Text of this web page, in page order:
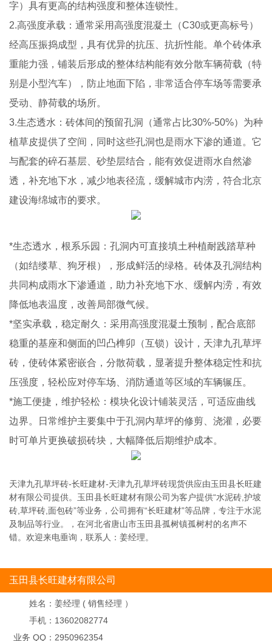
字）具有更高的结构强度和整体连锁性。
2.高强度承载：通常采用高强度混凝土（C30或更高标号）
经高压振捣成型，具有优异的抗压、抗折性能。单个砖体承
重能力强，铺装后形成的整体结构能有效分散车辆荷载（特
别是小型汽车），防止地面下陷，非常适合停车场等需要承
受动、静荷载的场所。
3.生态透水：砖体间的预留孔洞（通常占比30%-50%）为种
植草皮提供了空间，同时这些孔洞也是雨水下渗的通道。它
与配套的碎石基层、砂垫层结合，能有效促进雨水自然渗
透，补充地下水，减少地表径流，缓解城市内涝，符合北京
建设海绵城市的要求。
*生态透水，根系乐园：孔洞内可直接填土种植耐践踏草种
（如结缕草、狗牙根），形成鲜活的绿格。砖体及孔洞结构
共同构成雨水下渗通道，助力补充地下水、缓解内涝，有效
降低地表温度，改善局部微气候。
*坚实承载，稳定耐久：采用高强度混凝土预制，配合底部
稳重的基座和侧面的凹凸榫卯（互锁）设计，天津九孔草坪
砖，使砖体紧密嵌合，分散荷载，显著提升整体稳定性和抗
压强度，轻松应对停车场、消防通道等区域的车辆辗压。
*施工便捷，维护轻松：模块化设计铺装灵活，可适应曲线
边界。日常维护主要集中于孔洞内草坪的修剪、浇灌，必要
时可单片更换破损砖块，大幅降低后期维护成本。
天津九孔草坪砖-长旺建材-天津九孔草坪砖现货供应由玉田县长旺建
材有限公司提供。玉田县长旺建材有限公司为客户提供“水泥砖,护坡
砖,草坪砖,面包砖”等业务，公司拥有“长旺建材”等品牌，专注于水泥
及制品等行业。，在河北省唐山市玉田县孤树镇孤树村的名声不
错。欢迎来电垂询，联系人：姜经理。
玉田县长旺建材有限公司
姓名： 姜经理 ( 销售经理 ）
手机： 13602082774
业务 QQ： 2950962354